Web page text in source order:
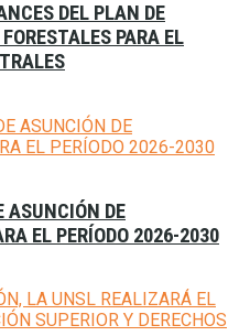
DEL PLAN DE
PARA EL
ASUNCIÓN DE
EL PERÍODO 2026-2030